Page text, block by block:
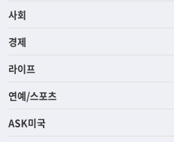
사회
경제
라이프
연예/스포츠
ASK미국